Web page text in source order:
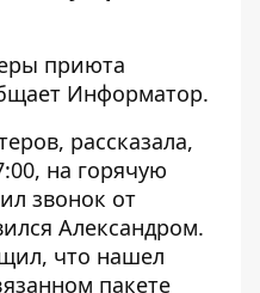
приюта
Информатор.
рассказала,
на горячую
звонок от
Александром.
что нашел
пакете